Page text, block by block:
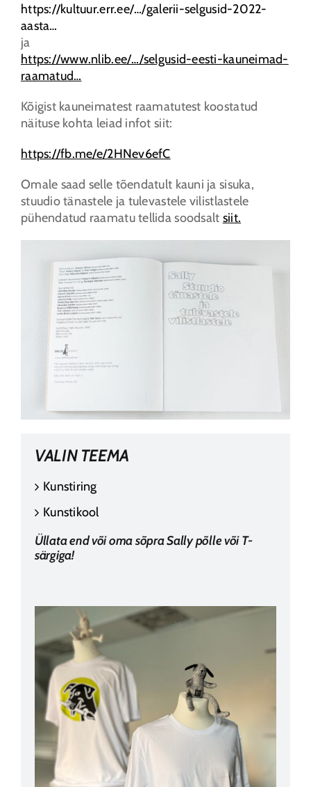
FOR:
https://kultuur.err.ee/…/galerii-selgusid-2022-
aasta…
ja
https://www.nlib.ee/…/selgusid-eesti-kauneimad-
raamatud…
Kõigist kauneimatest raamatutest koostatud
näituse kohta leiad infot siit:
https://fb.me/e/2HNev6efC
Omale saad selle tõendatult kauni ja sisuka,
stuudio tänastele ja tulevastele vilistlastele
pühendatud raamatu tellida soodsalt siit.
VALIN TEEMA
Kunstiring
Kunstikool
Üllata end või oma sõpra Sally põlle või T-
särgiga!